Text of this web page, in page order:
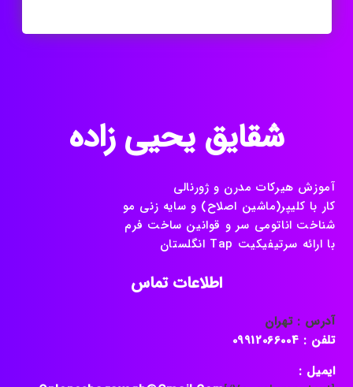
شقایق یحیی زاده
آموزش هیرکات مدرن و ژورنالی
کار با کلیپر(ماشین اصلاح) و سایه زنی مو
شناخت اناتومی سر و قوانین ساخت فرم
با ارائه سرتیفیکیت Tap انگلستان
اطلاعات تماس
آدرس : تهران
تلفن : 09912066004
ایمیل :